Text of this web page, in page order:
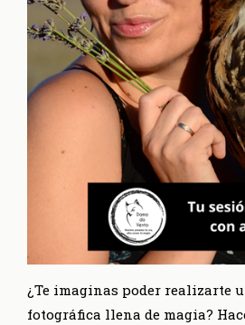
¿Te imaginas poder realizarte
fotográfica llena de magia?